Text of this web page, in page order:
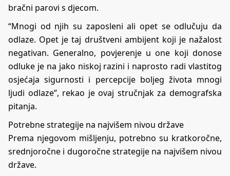
bračni parovi s djecom.
“Mnogi od njih su zaposleni ali opet se odlučuju da
odlaze. Opet je taj društveni ambijent koji je nažalost
negativan. Generalno, povjerenje u one koji donose
odluke je na jako niskoj razini i naprosto radi vlastitog
osjećaja sigurnosti i percepcije boljeg života mnogi
ljudi odlaze”, rekao je ovaj stručnjak za demografska
pitanja.
Potrebne strategije na najvišem nivou države
Prema njegovom mišljenju, potrebno su kratkoročne,
srednjoročne i dugoročne strategije na najvišem nivou
države.